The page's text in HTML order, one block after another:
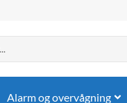
Alarm og overvågning